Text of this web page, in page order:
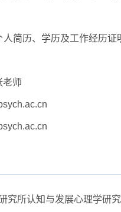
人简历、学历及工作经历
老师
究所认知与发展心理学研